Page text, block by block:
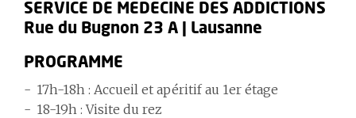
SERVICE DE MÉDECINE DES ADDICTIONS
Rue du Bugnon 23 A | Lausanne
PROGRAMME
17h-18h : Accueil et apéritif au 1er étage
18-19h : Visite du rez